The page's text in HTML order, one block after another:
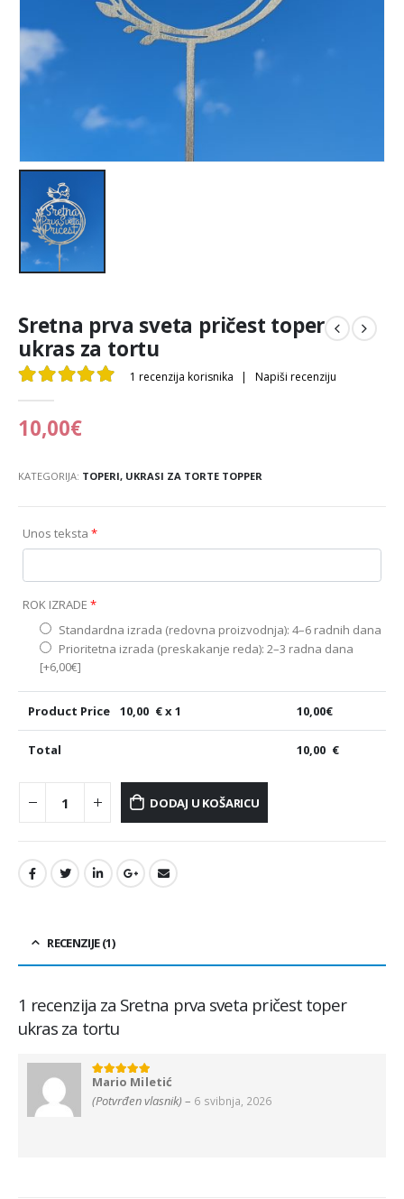
Sretna prva sveta pričest toper
ukras za tortu
5.00out of 5
1 recenzija korisnika | Napiši recenziju
10,00€
KATEGORIJA: TOPERI, UKRASI ZA TORTE TOPPER
Unos teksta *
ROK IZRADE *
Standardna izrada (redovna proizvodnja): 4–6 radnih dana
Prioritetna izrada (preskakanje reda): 2–3 radna dana
[+6,00€]
Product Price 10,00 € x 1 10,00€
Total 10,00 €
DODAJ U KOŠARICU
RECENZIJE (1)
1 recenzija za Sretna prva sveta pričest toper
ukras za tortu
5od 5
Mario Miletić
(Potvrđen vlasnik) – 6 svibnja, 2026